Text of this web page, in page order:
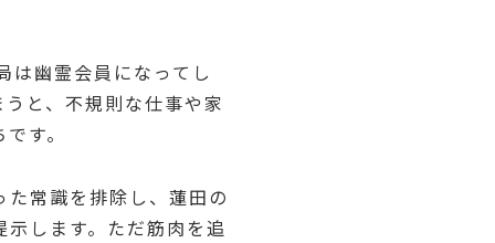
は幽霊会員になってし
と、不規則な仕事や家
す。
常識を排除し、蓮田の
します。ただ筋肉を追